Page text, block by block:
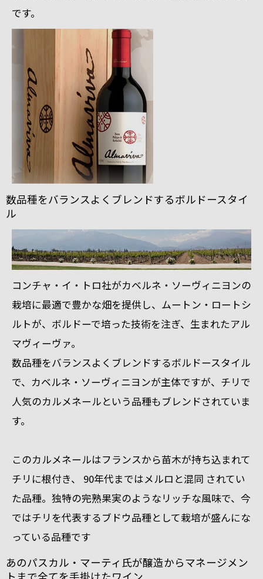
です。
数品種をバランスよくブレンドするボルドースタイ
ル
コンチャ・イ・トロ社がカベルネ・ソーヴィニヨンの
栽培に最適で豊かな畑を提供し、 ムートン・ロートシ
ルトが、ボルドーで培った技術を注ぎ、生まれたアル
マヴィーヴァ。
数品種をバランスよくブレンドするボルドースタイル
で、 カベルネ・ソーヴィニヨンが主体ですが、チリで
人気のカルメネールという品種もブレンドされていま
す。
このカルメネールはフランスから苗木が持ち込まれて
チリに根付き、 90年代まではメルロと混同 されてい
た品種。 独特の完熟果実のようなリッチな風味で、今
ではチリを代表するブドウ品種として栽培が盛んにな
っている品種です
あのパスカル・マーティ氏が醸造からマネージメン